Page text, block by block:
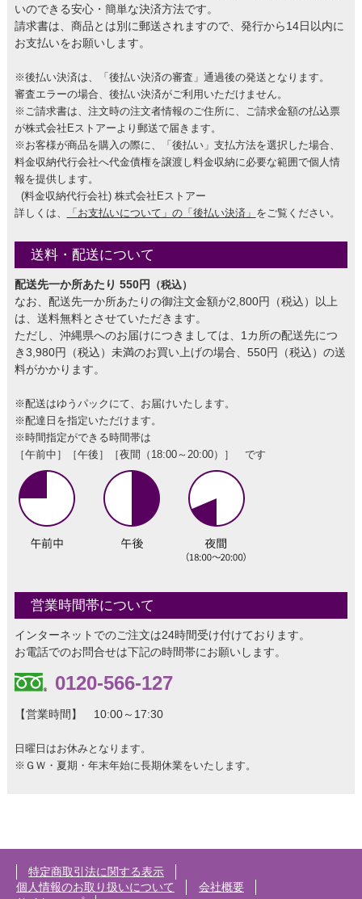
いのできる安心・簡単な決済方法です。
請求書は、商品とは別に郵送されますので、発行から14日以内に
お支払いをお願いします。
※後払い決済は、「後払い決済の審査」通過後の発送となります。
審査エラーの場合、後払い決済がご利用いただけません。
※ご請求書は、注文時の注文者情報のご住所に、ご請求金額の払込票
が株式会社Eストアーより郵送で届きます。
※お客様が商品を購入の際に、「後払い」支払方法を選択した場合、
料金収納代行会社へ代金債権を譲渡し料金収納に必要な範囲で個人情
報を提供します。
(料金収納代行会社) 株式会社Eストアー
詳しくは、
「お支払いについて」の「後払い決済」 をご覧ください。
送料・配送について
配送先一か所あたり 550円 （税込）
なお、配送先一か所あたりの御注文金額が2,800円（税込）以上
は、送料無料とさせていただきます。
ただし、沖縄県へのお届けにつきましては、1カ所の配送先につ
き3,980円（税込）未満のお買い上げの場合、550円（税込）の送
料がかかります。
※配送はゆうパックにて、お届けいたします。
※配達日を指定いただけます。
※時間指定ができる時間帯は
［午前中］［午後］［夜間（18:00～20:00）］ です
営業時間帯について
インターネットでのご注文は24時間受け付けております。
お電話でのお問合せは下記の時間帯にお願いします。
0120-566-127
【営業時間】 10:00～17:30
日曜日はお休みとなります。
※ＧＷ・夏期・年末年始に長期休業をいたします。
特定商取引法に関する表示
個人情報のお取り扱いについて
会社概要